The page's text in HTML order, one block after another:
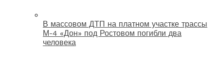
В массовом ДТП на платном участке трассы
М-4 «Дон» под Ростовом погибли два
человека